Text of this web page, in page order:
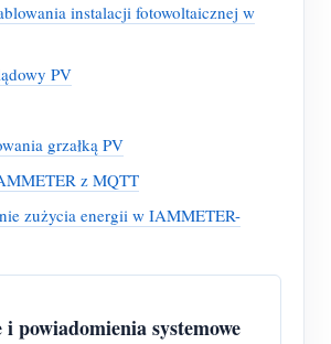
instalacji fotowoltaicznej w
PV
grzałką PV
z MQTT
zużycia energii w IAMMETER-
powiadomienia systemowe